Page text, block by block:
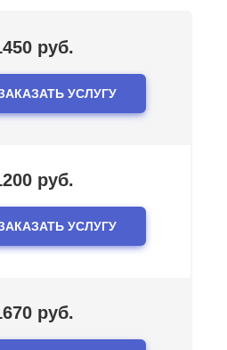
руб.
УСЛУГУ
руб.
УСЛУГУ
руб.